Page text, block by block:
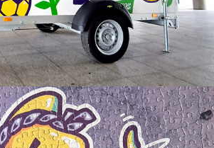
- Art puzzle